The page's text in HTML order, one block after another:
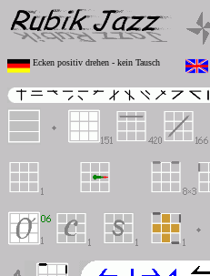
Ecken positiv drehen - kein Tausch